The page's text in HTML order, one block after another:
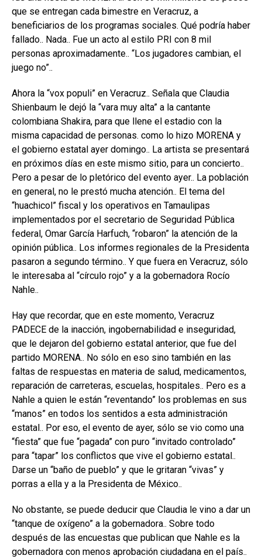
que se entregan cada bimestre en Veracruz, a
beneficiarios de los programas sociales. Qué podría haber
fallado.. Nada.. Fue un acto al estilo PRI con 8 mil
personas aproximadamente.. “Los jugadores cambian, el
juego no”..
Ahora la “vox populi” en Veracruz.. Señala que Claudia
Shienbaum le dejó la “vara muy alta” a la cantante
colombiana Shakira, para que llene el estadio con la
misma capacidad de personas. como lo hizo MORENA y
el gobierno estatal ayer domingo.. La artista se presentará
en próximos días en este mismo sitio, para un concierto..
Pero a pesar de lo pletórico del evento ayer.. La población
en general, no le prestó mucha atención.. El tema del
“huachicol” fiscal y los operativos en Tamaulipas
implementados por el secretario de Seguridad Pública
federal, Omar García Harfuch, “robaron” la atención de la
opinión pública.. Los informes regionales de la Presidenta
pasaron a segundo término.. Y que fuera en Veracruz, sólo
le interesaba al “círculo rojo” y a la gobernadora Rocío
Nahle..
Hay que recordar, que en este momento, Veracruz
PADECE de la inacción, ingobernabilidad e inseguridad,
que le dejaron del gobierno estatal anterior, que fue del
partido MORENA.. No sólo en eso sino también en las
faltas de respuestas en materia de salud, medicamentos,
reparación de carreteras, escuelas, hospitales.. Pero es a
Nahle a quien le están “reventando” los problemas en sus
“manos” en todos los sentidos a esta administración
estatal.. Por eso, el evento de ayer, sólo se vio como una
“fiesta” que fue “pagada” con puro “invitado controlado”
para “tapar” los conflictos que vive el gobierno estatal..
Darse un “baño de pueblo” y que le gritaran “vivas” y
porras a ella y a la Presidenta de México..
No obstante, se puede deducir que Claudia le vino a dar un
“tanque de oxígeno” a la gobernadora.. Sobre todo
después de las encuestas que publican que Nahle es la
gobernadora con menos aprobación ciudadana en el país..